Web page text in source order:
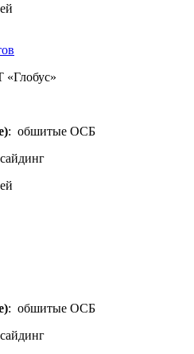
: обшитые ОСБ
: обшитые ОСБ